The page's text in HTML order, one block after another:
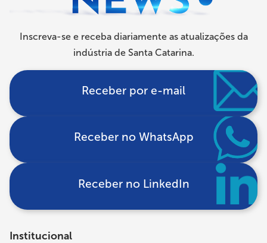
Inscreva-se e receba diariamente as atualizações da
indústria de Santa Catarina.
Receber por e-mail
Receber no WhatsApp
Receber no LinkedIn
Institucional